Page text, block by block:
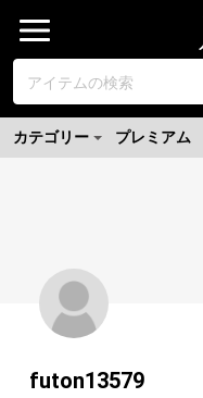
カテゴリー プレミアム
futon13579